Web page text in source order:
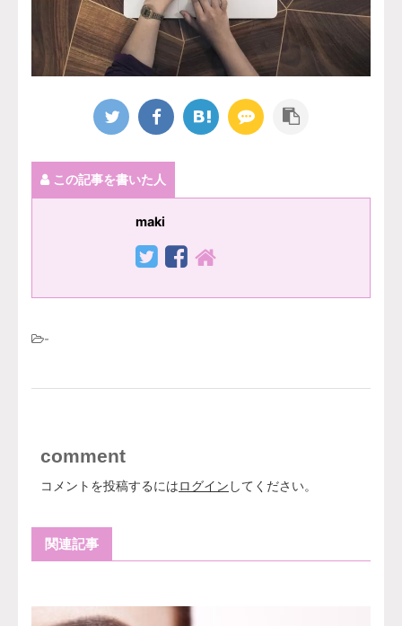
この記事を書いた人
maki
-
comment
コメントを投稿するにはログイン してください。
関連記事